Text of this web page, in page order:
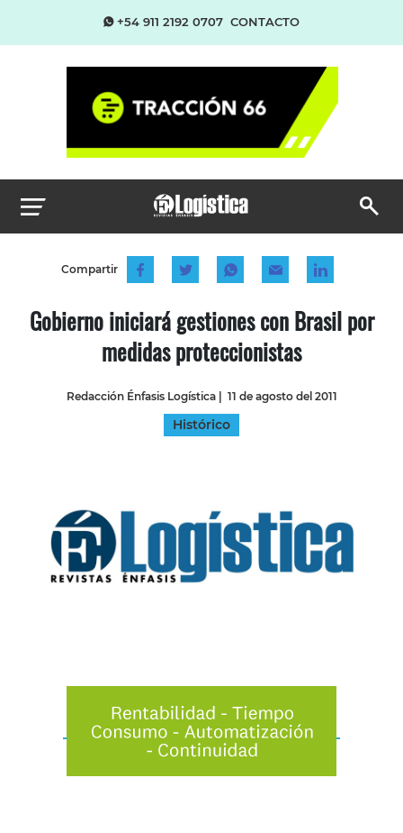
+54 911 2192 0707 CONTACTO
Compartir
Gobierno iniciará gestiones con Brasil por
medidas proteccionistas
Redacción Énfasis Logística| 11 de agosto del 2011
Histórico